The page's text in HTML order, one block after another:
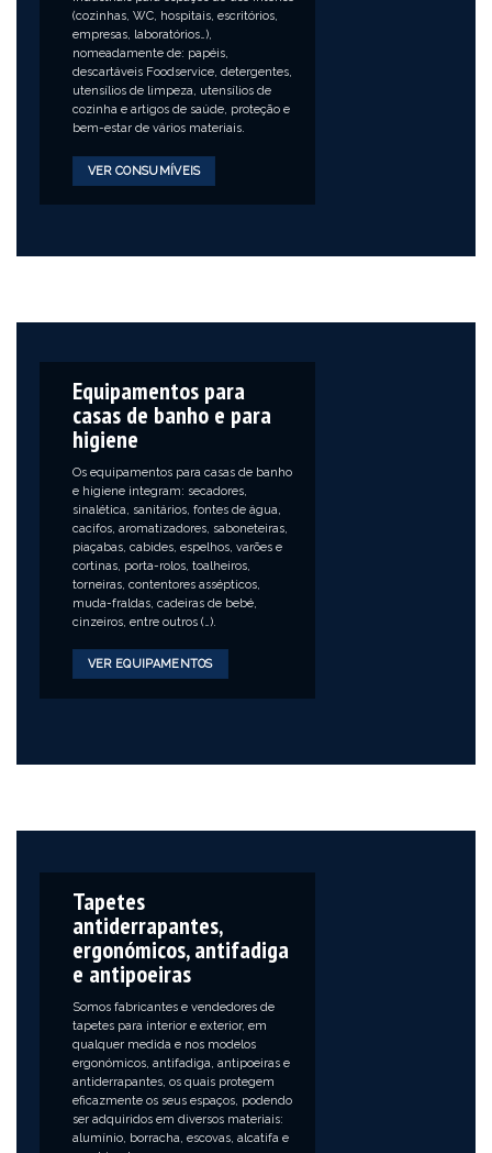
(cozinhas, WC, hospitais, escritórios,
empresas, laboratórios…),
nomeadamente de: papéis,
descartáveis Foodservice, detergentes,
utensílios de limpeza, utensílios de
cozinha e artigos de saúde, proteção e
bem-estar de vários materiais.
VER CONSUMÍVEIS
Equipamentos para
casas de banho e para
higiene
Os equipamentos para casas de banho
e higiene integram: secadores,
sinalética, sanitários, fontes de água,
cacifos, aromatizadores, saboneteiras,
piaçabas, cabides, espelhos, varões e
cortinas, porta-rolos, toalheiros,
torneiras, contentores assépticos,
muda-fraldas, cadeiras de bebé,
cinzeiros, entre outros (…).
VER EQUIPAMENTOS
Tapetes
antiderrapantes,
ergonómicos, antifadiga
e antipoeiras
Somos fabricantes e vendedores de
tapetes para interior e exterior, em
qualquer medida e nos modelos
ergonómicos, antifadiga, antipoeiras e
antiderrapantes, os quais protegem
eficazmente os seus espaços, podendo
ser adquiridos em diversos materiais:
alumínio, borracha, escovas, alcatifa e